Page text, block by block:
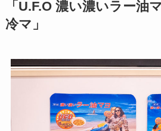
「U.F.O 濃い濃いラー油
冷マ」